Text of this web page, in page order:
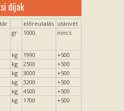
díjak
előreutalás utánvét
gr 1000 nincs
kg 1990
+500
kg 2500
+500
kg 3000
+500
kg 3200
+500
kg 4500
+500
kg 1700 +500